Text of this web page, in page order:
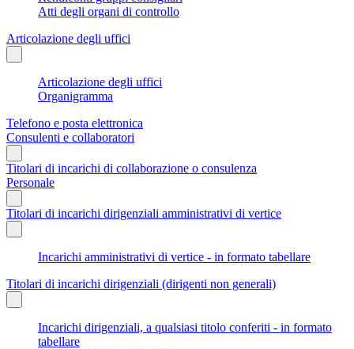
Atti degli organi di controllo
Articolazione degli uffici
Articolazione degli uffici
Organigramma
Telefono e posta elettronica
Consulenti e collaboratori
Titolari di incarichi di collaborazione o consulenza
Personale
Titolari di incarichi dirigenziali amministrativi di vertice
Incarichi amministrativi di vertice - in formato tabellare
Titolari di incarichi dirigenziali (dirigenti non generali)
Incarichi dirigenziali, a qualsiasi titolo conferiti - in formato
tabellare